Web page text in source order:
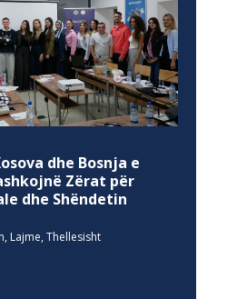
dhe Bosnja e
Zërat për
dhe Shëndetin
, Lajme, Thellesisht